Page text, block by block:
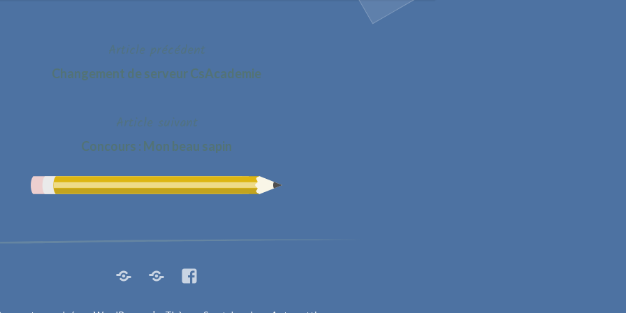
Article précédent
Changement de serveur CsAcademie
Article suivant
Concours : Mon beau sapin
RocketchatSteam